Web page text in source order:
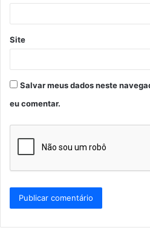
*
Site
Salvar meus dados neste
eu comentar.